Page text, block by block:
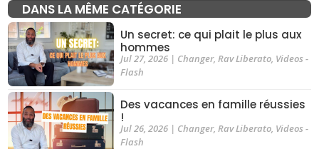
DANS LA MÊME CATÉGORIE
Un secret: ce qui plait le plus aux
hommes
Jul 27, 2026| Changer, Rav Liberato, Videos -
Flash
Des vacances en famille réussies
!
Jul 26, 2026| Changer, Rav Liberato, Videos -
Flash